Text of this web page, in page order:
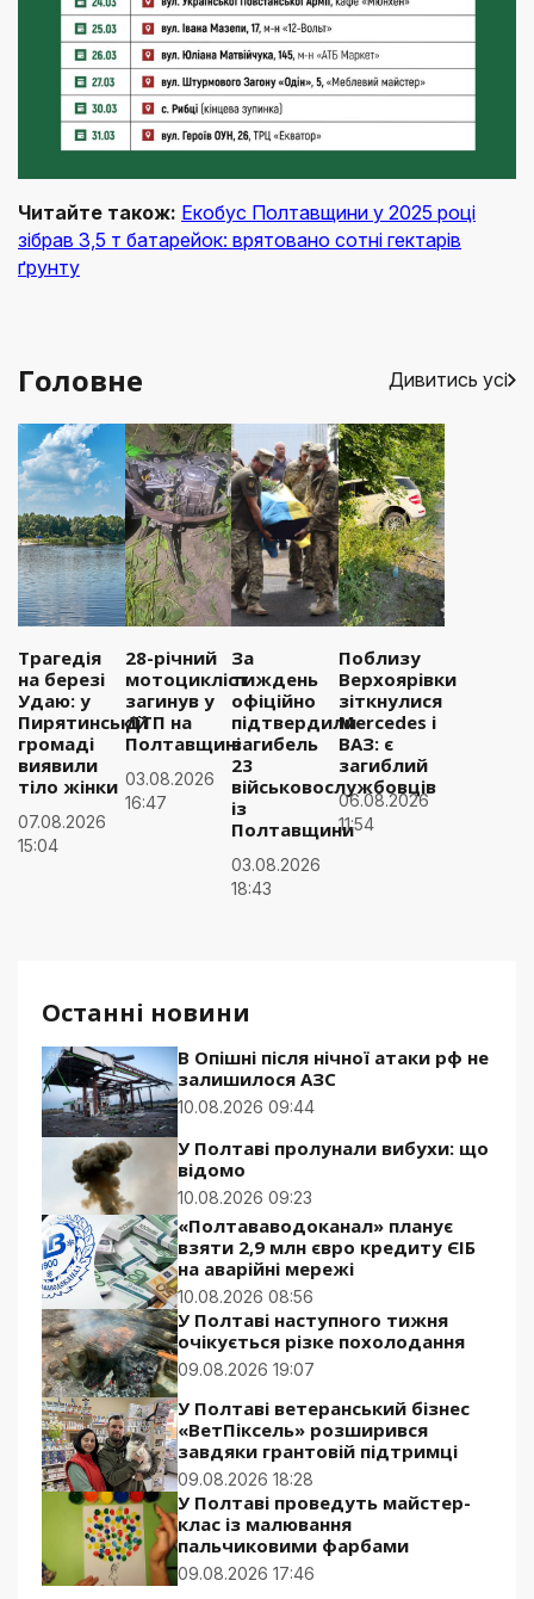
Читайте також: Екобус Полтавщини у 2025 році
зібрав 3,5 т батарейок: врятовано сотні гектарів
ґрунту
Останні новини
В Опішні після нічної атаки рф не
залишилося АЗС
10.08.2026 09:44
У Полтаві пролунали вибухи: що
відомо
10.08.2026 09:23
«Полтававодоканал» планує
взяти 2,9 млн євро кредиту ЄІБ
на аварійні мережі
10.08.2026 08:56
У Полтаві наступного тижня
очікується різке похолодання
09.08.2026 19:07
У Полтаві ветеранський бізнес
«ВетПіксель» розширився
завдяки грантовій підтримці
09.08.2026 18:28
У Полтаві проведуть майстер-
клас із малювання
пальчиковими фарбами
09.08.2026 17:46
Головне Дивитись усі
Трагедія
на березі
Удаю: у
Пирятинській
громаді
виявили
тіло жінки
07.08.2026
15:04
28-річний
мотоцикліст
загинув у
ДТП на
Полтавщині
03.08.2026
16:47
За
тиждень
офіційно
підтвердили
загибель
23
військовослужбовців
із
Полтавщини
03.08.2026
18:43
Поблизу
Верхоярівки
зіткнулися
Mercedes і
ВАЗ: є
загиблий
06.08.2026
11:54